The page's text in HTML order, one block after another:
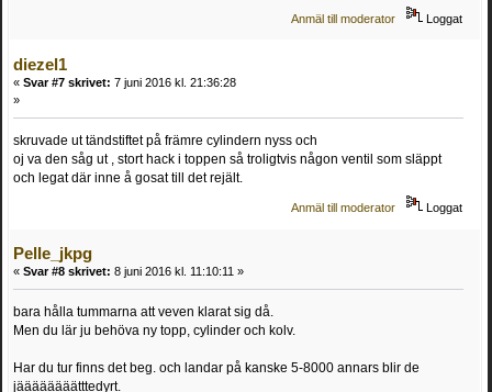
Anmäl till moderator Loggat
diezel1
« Svar #7 skrivet: 7 juni 2016 kl. 21:36:28
»
skruvade ut tändstiftet på främre cylindern nyss och
oj va den såg ut , stort hack i toppen så troligtvis någon ventil som släppt
och legat där inne å gosat till det rejält.
Anmäl till moderator Loggat
Pelle_jkpg
« Svar #8 skrivet: 8 juni 2016 kl. 11:10:11 »
bara hålla tummarna att veven klarat sig då.
Men du lär ju behöva ny topp, cylinder och kolv.
Har du tur finns det beg. och landar på kanske 5-8000 annars blir de
jäääääääätttedyrt.